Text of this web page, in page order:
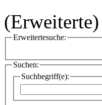
(Erweiterte)
Erweitertesuche:
Suchen:
Suchbegriff(e):